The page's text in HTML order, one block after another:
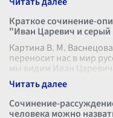
Краткое сочинение-
"Иван Царевич и серый
Картина В. М.
переносит нас в мир
мы видим Иван
волке. Он крепко
Сочинение-
человека можно